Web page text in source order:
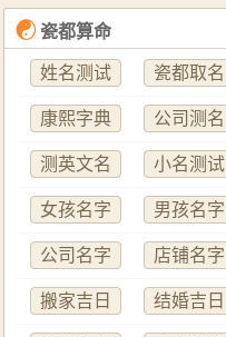
☯瓷都算命
姓名测试 瓷都取名
康熙字典 公司测名
测英文名 小名测试
女孩名字 男孩名字
公司名字 店铺名字
搬家吉日 结婚吉日